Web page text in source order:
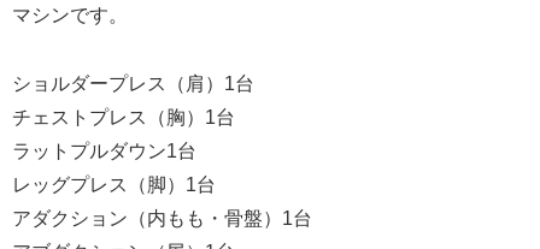
マシンです。
ショルダープレス（肩）1台
チェストプレス（胸）1台
ラットプルダウン1台
レッグプレス（脚）1台
アダクション（内もも・骨盤）1台